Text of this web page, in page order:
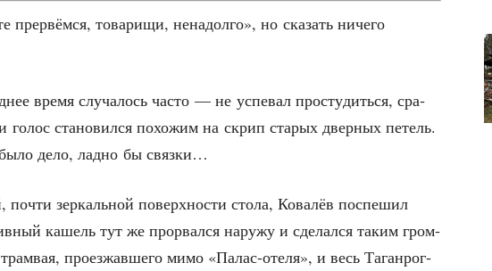
пре­рвём­ся, това­ри­щи, нена­дол­го», но ска­зать ниче­го
вре­мя слу­ча­лось часто — не успе­вал про­сту­дить­ся, сра­
голос ста­но­вил­ся похо­жим на скрип ста­рых двер­ных петель.
дело, лад­но бы связки…
почти зер­каль­ной поверх­но­сти сто­ла, Кова­лёв поспе­шил
кашель тут же про­рвал­ся нару­жу и сде­лал­ся таким гром­
про­ез­жав­ше­го мимо «Палас-оте­ля», и весь Таган­рог­